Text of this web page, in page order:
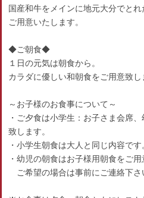
国産和牛をメインに地元大分でと
ご用意いたします。
◆ご朝食◆
１日の元気は朝食から。
カラダに優しい和朝食をご用意致し
～お子様のお食事について～
・ご夕食は小学生：お子さま会席
致します。
・小学生朝食は大人と同じ内容です
・幼児の朝食はお子様用朝食をご用
ご希望の場合は事前にご連絡下さ